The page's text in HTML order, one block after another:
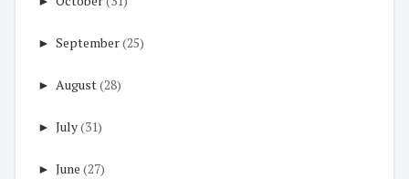
► September(25)
► August(28)
► July(31)
► June (27)